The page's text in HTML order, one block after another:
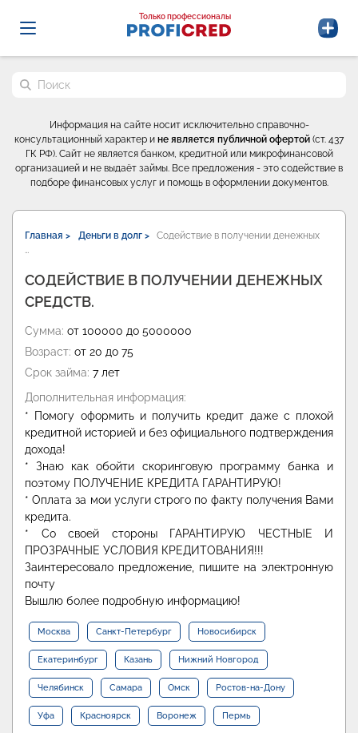
Probrokery - Только профессионалы
Только профессионалы
Поиск по сайту
Информация на сайте носит исключительно справочно-
консультационный характер и не является публичной офертой (ст. 437
ГК РФ). Сайт не является банком, кредитной или микрофинансовой
организацией и не выдаёт займы. Все предложения - это содействие в
подборе финансовых услуг и помощь в оформлении документов.
Главная > Деньги в долг >
Содействие в получении денежных
…
СОДЕЙСТВИЕ В ПОЛУЧЕНИИ ДЕНЕЖНЫХ
СРЕДСТВ.
Сумма: от 100000 до 5000000
Возраст: от 20 до 75
Срок займа: 7 лет
Дополнительная информация:
* Помогу оформить и получить кредит даже с плохой
кредитной историей и без официального подтверждения
дохода!
* Знаю как обойти скоринговую программу банка и
поэтому ПОЛУЧЕНИЕ КРЕДИТА ГАРАНТИРУЮ!
* Оплата за мои услуги строго по факту получения Вами
кредита.
* Со своей стороны ГАРАНТИРУЮ ЧЕСТНЫЕ И
ПРОЗРАЧНЫЕ УСЛОВИЯ КРЕДИТОВАНИЯ!!!
Заинтересовало предложение, пишите на электронную
почту
Вышлю более подробную информацию!
Москва Санкт-Петербург Новосибирск
Екатеринбург Казань Нижний Новгород
Челябинск Самара Омск Ростов-на-Дону
Уфа Красноярск Воронеж Пермь